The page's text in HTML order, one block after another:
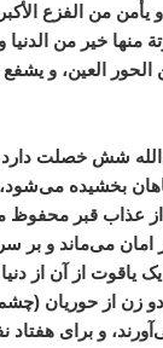
یأمن من الفزع
منها خیر من
العین، و
شش خصلت دارد
بخشیده می‌شود،
عذاب قبر محفوظ
امان می‌ماند و بر
یاقوت از آن از
دو زن از حوریان
و برای هفتاد